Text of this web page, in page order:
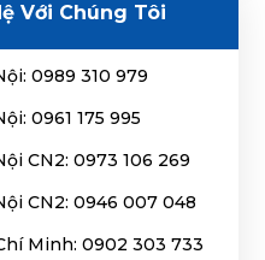
Với Chúng Tôi
0989 310 979
0961 175 995
CN2: 0973 106 269
CN2: 0946 007 048
Minh: 0902 303 733